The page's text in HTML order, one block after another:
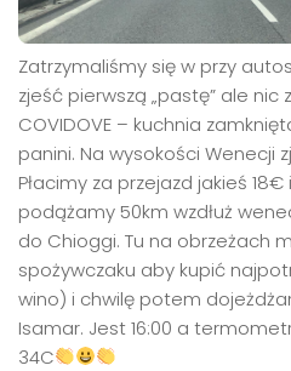
Zatrzymaliśmy się w przy
zjeść pierwszą „pastę” ale nic
COVIDOVE – kuchnia
panini. Na wysokości Wenecji
Płacimy za przejazd jakieś
podążamy 50km wzdłuż
do Chioggi. Tu na obrzeżach
spożywczaku aby kupić
wino) i chwilę potem
Isamar. Jest 16:00 a
34C